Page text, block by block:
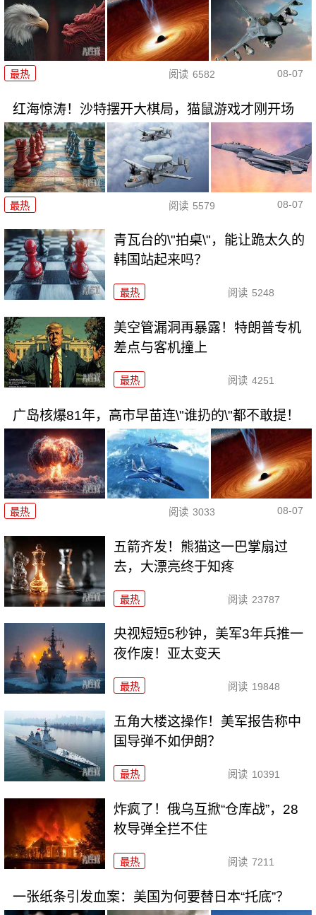
最热 阅读 6582 08-07
红海惊涛！沙特摆开大棋局，猫鼠游戏才刚开场
最热 阅读 5579 08-07
青瓦台的\"拍桌\"，能让跪太久的
韩国站起来吗？
最热 阅读 5248
美空管漏洞再暴露！特朗普专机
差点与客机撞上
最热 阅读 4251
广岛核爆81年，高市早苗连\"谁扔的\"都不敢提！
最热 阅读 3033 08-07
五箭齐发！熊猫这一巴掌扇过
去，大漂亮终于知疼
最热 阅读 23787
央视短短5秒钟，美军3年兵推一
夜作废！亚太变天
最热 阅读 19848
五角大楼这操作！美军报告称中
国导弹不如伊朗？
最热 阅读 10391
炸疯了！俄乌互掀“仓库战”，28
枚导弹全拦不住
最热 阅读 7211
一张纸条引发血案：美国为何要替日本“托底”？